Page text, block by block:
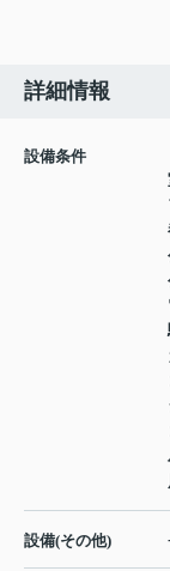
詳細情報
設備条件
設備(その他)